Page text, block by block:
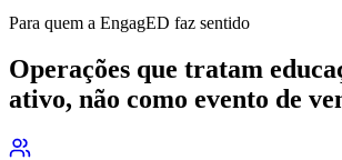
Para quem a EngagED faz sentido
Operações que tratam
ativo, não como evento de